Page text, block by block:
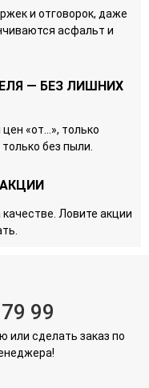
и отговорок, даже
асфальт и
— БЕЗ ЛИШНИХ
«от…», только
без пыли.
Ловите акции
99
или сделать заказ по